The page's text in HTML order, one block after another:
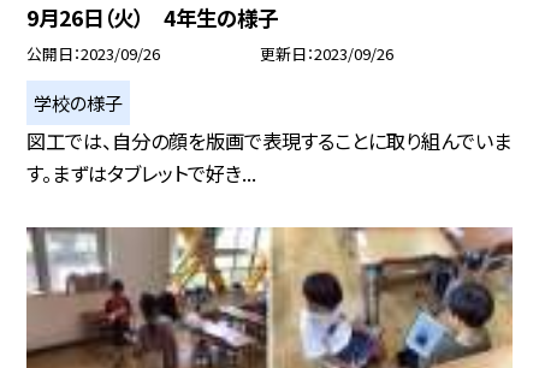
9月26日（火） 4年生の様子
公開日 2023/09/26 更新日 2023/09/26
学校の様子
図工では、自分の顔を版画で表現することに取り組んでいま
す。まずはタブレットで好き...